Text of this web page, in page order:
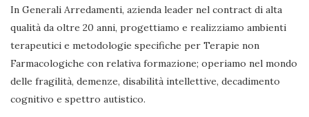
In Generali Arredamenti, azienda leader nel contract di alta
qualità da oltre 20 anni, progettiamo e realizziamo ambienti
terapeutici e metodologie specifiche per Terapie non
Farmacologiche con relativa formazione; operiamo nel mondo
delle fragilità, demenze, disabilità intellettive, decadimento
cognitivo e spettro autistico.